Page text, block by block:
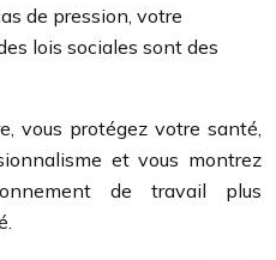
de pression, votre
lois sociales sont des
vous protégez votre santé,
et vous montrez
de travail plus